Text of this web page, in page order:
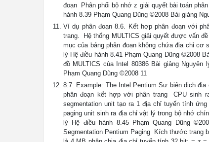
đoạn  Phân phối bộ nhớ z giải quyết bài toán
hành 8.39 Phạm Quang Dũng ©2008 Bài giảng
Ví dụ phân đoạn 8.6. Kết hợp phân đoạn với
trang.  Hệ thống MULTICS giải quyết được vấn
mục của bảng phân đoạn không chứa địa chỉ cơ
lý Hệ điều hành 8.41 Phạm Quang Dũng ©2008
đồ MULTICS của Intel 80386 Bài giảng
Phạm Quang Dũng ©2008 11
8.7. Example: The Intel Pentium Sự biên dịch
phân đoạn kết hợp với phân trang  CPU
segmentation unit tạo ra 1 địa chỉ tuyến tính
paging unit sinh ra địa chỉ vật lý trong bộ nhớ
lý Hệ điều hành 8.45 Phạm Quang Dũng
Segmentation Pentium Paging  Kích thước